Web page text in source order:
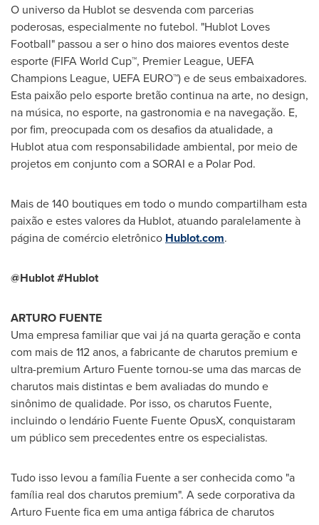
O universo da Hublot se desvenda com parcerias
poderosas, especialmente no futebol. "Hublot Loves
Football" passou a ser o hino dos maiores eventos deste
esporte (FIFA World Cup™, Premier League, UEFA
Champions League, UEFA EURO™) e de seus embaixadores.
Esta paixão pelo esporte bretão continua na arte, no design,
na música, no esporte, na gastronomia e na navegação. E,
por fim, preocupada com os desafios da atualidade, a
Hublot atua com responsabilidade ambiental, por meio de
projetos em conjunto com a SORAI e a Polar Pod.
Mais de140 boutiques em todo o mundo compartilham esta
paixão e estes valores da Hublot, atuando paralelamente à
página de comércio eletrônico Hublot.com.
@Hublot #Hublot
ARTURO FUENTE
Uma empresa familiar que vai já na quarta geração e conta
com mais de 112 anos, a fabricante de charutos premium e
ultra-premium Arturo Fuentetornou-se uma das marcas de
charutos mais distintas e bem avaliadas do mundo e
sinônimo de qualidade. Por isso, os charutos Fuente,
incluindo o lendário Fuente Fuente OpusX, conquistaram
um público sem precedentes entre os especialistas.
Tudo isso levou a família Fuente a ser conhecida como "a
família real dos charutos premium". A sede corporativa da
Arturo Fuentefica em uma antiga fábrica de charutos